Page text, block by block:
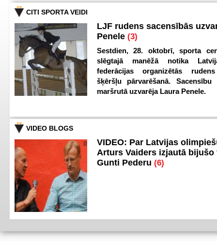
CITI SPORTA VEIDI
LJF rudens sacensībās
Penele (3)
Sestdien, 28. oktobrī, sporta
slēgtajā manēžā notika
federācijas organizētās
šķēršļu pārvarēšanā. Sacensību
maršrutā uzvarēja Laura Penele.
VIDEO BLOGS
VIDEO: Par Latvijas
Arturs Vaiders izjautā bijušo
Gunti Pederu (6)